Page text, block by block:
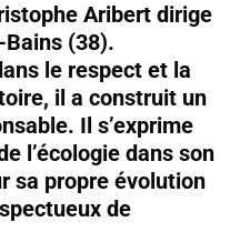
Aribert dirige
(38).
le respect et la
il a construit un
Il s’exprime
l’écologie dans son
sa propre évolution
de